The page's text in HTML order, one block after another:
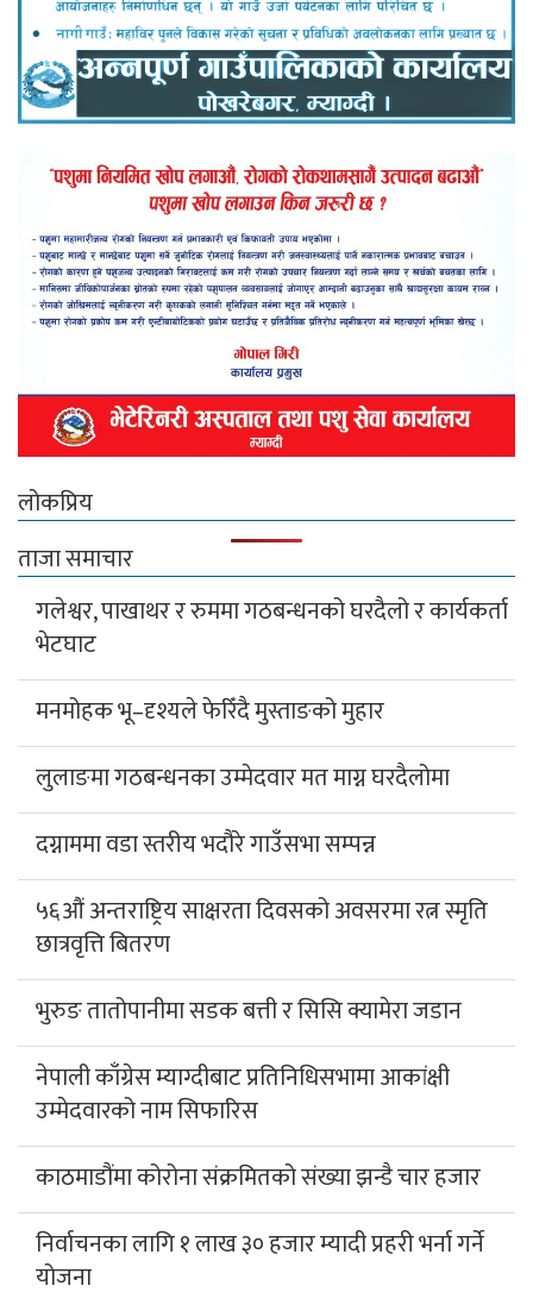
लोकप्रिय
ताजा समाचार
गलेश्वर, पाखाथर र रुममा गठबन्धनको घरदैलो र कार्यकर्ता
भेटघाट
मनमोहक भू–दृश्यले फेरिँदै मुस्ताङको मुहार
लुलाङमा गठबन्धनका उम्मेदवार मत माग्न घरदैलोमा
दग्नाममा वडा स्तरीय भदौरे गाउँसभा सम्पन्न
५६औं अन्तराष्ट्रिय साक्षरता दिवसको अवसरमा रत्न स्मृति
छात्रवृत्ति बितरण
भुरुङ तातोपानीमा सडक बत्ती र सिसि क्यामेरा जडान
नेपाली काँग्रेस म्याग्दीबाट प्रतिनिधिसभामा आकांक्षी
उम्मेदवारको नाम सिफारिस
काठमाडौंमा कोरोना संक्रमितको संख्या झन्डै चार हजार
निर्वाचनका लागि १ लाख ३० हजार म्यादी प्रहरी भर्ना गर्ने
योजना